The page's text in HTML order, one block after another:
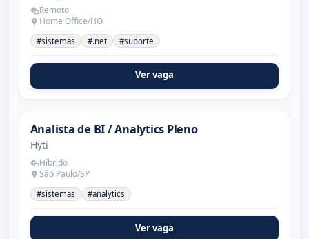
Remoto
Home Office/HO
#sistemas #.net #suporte
Ver vaga
Analista de BI / Analytics Pleno
Hyti
Híbrido
São Paulo/SP
#sistemas #analytics
Ver vaga